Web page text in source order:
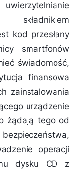
uwierzytelnianie
kod przesłany
smartfonów
świadomość,
finansowa
zainstalowania
urządzenie
żądają tego od
operacji
dysku CD z